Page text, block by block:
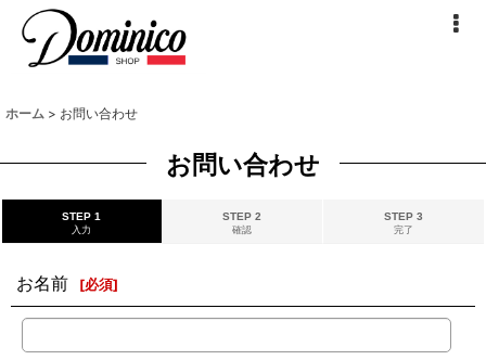
ホーム > お問い合わせ
お問い合わせ
STEP 1
入力
STEP 2
確認
STEP 3
完了
お名前 [必須]